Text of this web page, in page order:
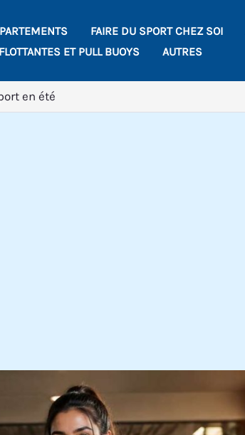
FAIRE DU SPORT CHEZ SOI
ET PULL BUOYS
AUTRES
en été